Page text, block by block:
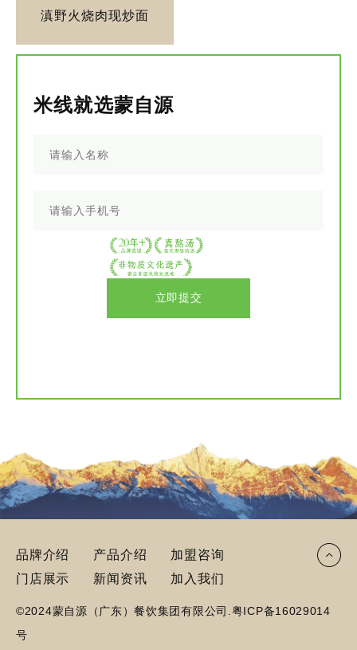
滇野火烧肉现炒面
米线就选蒙自源
立即提交
品牌介绍 产品介绍
加盟咨询
门店展示
新闻资讯 加入我们
©2024蒙自源（广东）餐饮集团有限公司. 粤ICP备16029014
号